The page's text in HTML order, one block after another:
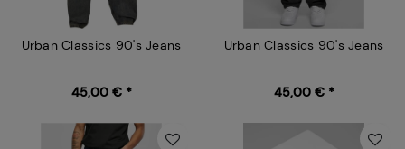
Urban Classics 90's Jeans
45,00 € *
Urban Classics 90's Jeans
45,00 € *